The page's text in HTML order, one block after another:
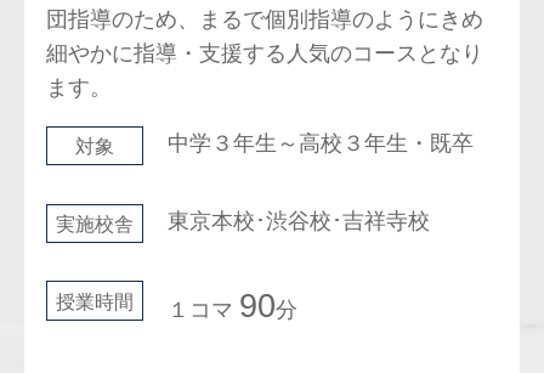
団指導のため、まるで個別指導のようにきめ
細やかに指導・支援する人気のコースとなり
ます。
対象 中学３年生～高校３年生・既卒
実施校舎 東京本校･渋谷校･吉祥寺校
授業時間 １コマ 90分